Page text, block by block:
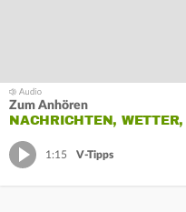
Zum Anhören
NACHRICHTEN,
1:15 V-Tipps